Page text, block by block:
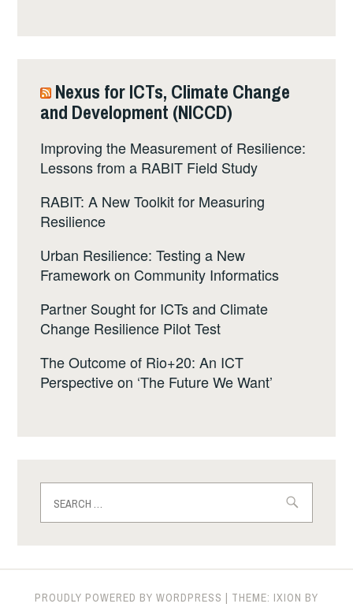
Nexus for ICTs, Climate Change
and Development (NICCD)
Improving the Measurement of Resilience:
Lessons from a RABIT Field Study
RABIT: A New Toolkit for Measuring
Resilience
Urban Resilience: Testing a New
Framework on Community Informatics
Partner Sought for ICTs and Climate
Change Resilience Pilot Test
The Outcome of Rio+20: An ICT
Perspective on ‘The Future We Want’
for:
PROUDLY POWERED BY WORDPRESS | THEME: IXION BY